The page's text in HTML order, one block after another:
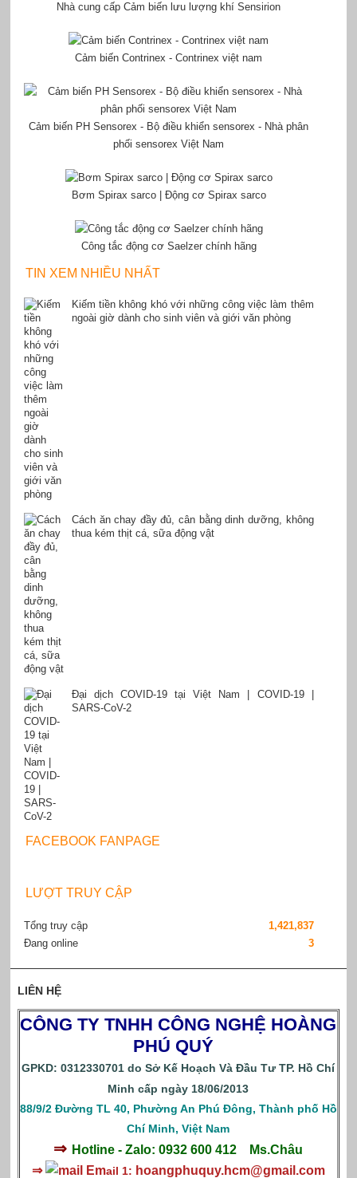
Nhà cung cấp Cảm biến lưu lượng khí Sensirion
Cảm biến Contrinex - Contrinex việt nam
Cảm biến PH Sensorex - Bộ điều khiển sensorex - Nhà phân
phối sensorex Việt Nam
Bơm Spirax sarco | Động cơ Spirax sarco
Công tắc động cơ Saelzer chính hãng
TIN XEM NHIỀU NHẤT
Kiếm tiền không khó với những công việc làm thêm
ngoài giờ dành cho sinh viên và giới văn phòng
Cách ăn chay đầy đủ, cân bằng dinh dưỡng, không
thua kém thịt cá, sữa động vật
Đại dịch COVID-19 tại Việt Nam | COVID-19 |
SARS-CoV-2
FACEBOOK FANPAGE
LƯỢT TRUY CẬP
Tổng truy cập
1,421,837
Đang online
3
LIÊN HỆ
CÔNG TY TNHH CÔNG NGHỆ HOÀNG
PHÚ QUÝ
GPKD: 0312330701 do Sở Kế Hoạch Và Đầu Tư TP. Hồ Chí
Minh cấp ngày 18/06/2013
88/9/2 Đường TL 40, Phường An Phú Đông, Thành phố Hồ
Chí Minh, Việt Nam
⇒ Hotline - Zalo: 0932 600 412
Ms.Châu
⇒
Email 1: hoangphuquy.hcm@gmail.com